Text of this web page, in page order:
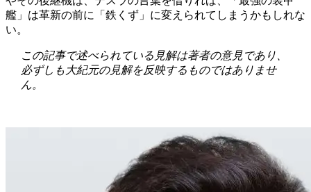
艦」は革新の前に「鉄くず」に変えられてしまうかもしれな
い。
この記事で述べられている見解は著者の意見であり、
必ずしも大紀元の見解を反映するものではありませ
ん。